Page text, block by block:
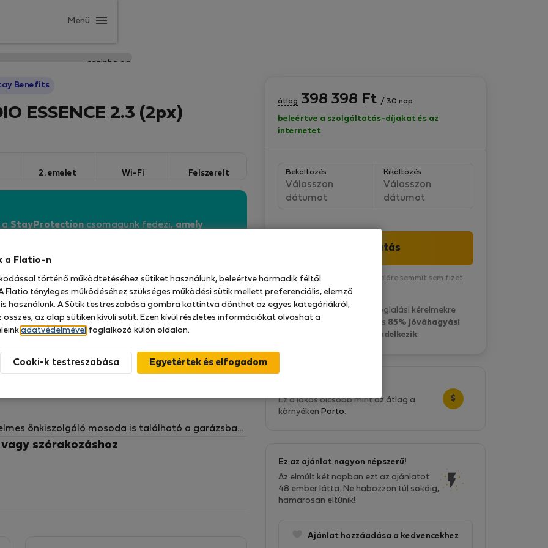
Menü
Benefits
ESSENCE 2.3 (2px)
2. emelet Wi-Fi Felszerelt
aStayProtectioncsomagunk fedezi,amely
amely egy nemrégiben épült épület 2. emeletén
vízforralót, botmixert, mosogatógépet és
kényelmet és praktikumot keresnek,
önkiszolgáló mosoda is található a garázsban.
található stúdiót zöld területek, edzőterem,
ideiglenes otthonoddá! További információért
szórakozáshoz
átlag 398 398 Ft / 30 nap
beleértve a szolgáltatás-díjakat és az
internetet
Beköltözés
Válasszon
dátumot
Kiköltözés
Válasszon
dátumot
Folytatás
Kötelezettség nélkül, egyelőre semmit sem fizet
carla t. általában a foglalási kérelmekre
10 óra belül válaszol
és 85% jóváhagyási
aránnyal rendelkezik.
Ez a lakás olcsóbb mint az átlag a
környéken Porto.
$
Ez az ajánlat nagyon népszerű!
Az elmúlt két napban ezt az ajánlatot
48 ember látta. Ne habozzon túl sokáig,
hamarosan eltűnik!
Ajánlat hozzáadása a kedvencekhez
a Flatio-n
történő működtetéséhez sütiket használunk, beleértve harmadik féltől
Flatio tényleges működéséhez szükséges működési sütik mellett preferenciális, elemző
használunk. A Sütik testreszabása gombra kattintva dönthet az egyes kategóriákról,
az alap sütiken kívüli sütit. Ezen kívül részletes információkat olvashat a
adatvédelmével foglalkozó külön oldalon.
Cooki-k testreszabása